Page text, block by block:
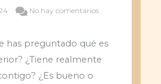
No hay comentarios
has preguntado qué es
¿Tiene realmente
¿Es bueno o